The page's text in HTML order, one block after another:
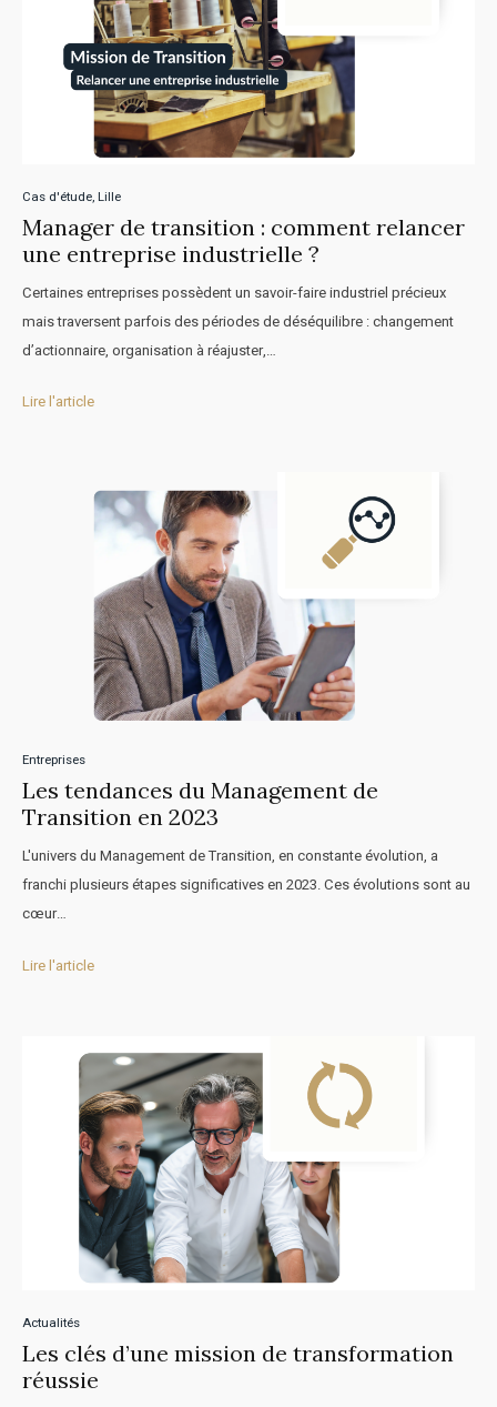
Cas d'étude,Lille
Manager de transition : comment relancer
une entreprise industrielle ?
Certaines entreprises possèdent un savoir-faire industriel précieux
mais traversent parfois des périodes de déséquilibre : changement
d’actionnaire, organisation à réajuster,…
Lire l'article
Entreprises
Les tendances du Management de
Transition en 2023
L'univers du Management de Transition, en constante évolution, a
franchi plusieurs étapes significatives en 2023. Ces évolutions sont au
cœur…
Lire l'article
Actualités
Les clés d’une mission de transformation
réussie